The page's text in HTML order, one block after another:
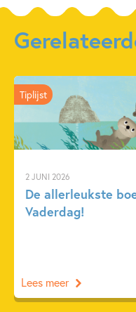
2 JUNI 2026
De allerleukste
Vaderdag!
Tiplijst
Lees meer